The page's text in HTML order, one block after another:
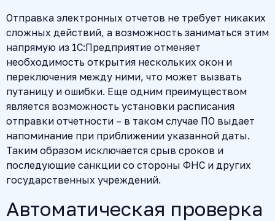
Отправка электронных отчетов не требует никаких
сложных действий, а возможность заниматься этим
напрямую из 1С:Предприятие отменяет
необходимость открытия нескольких окон и
переключения между ними, что может вызвать
путаницу и ошибки. Еще одним преимуществом
является возможность установки расписания
отправки отчетности – в таком случае ПО выдает
напоминание при приближении указанной даты.
Таким образом исключается срыв сроков и
последующие санкции со стороны ФНС и других
государственных учреждений.
Автоматическая проверка